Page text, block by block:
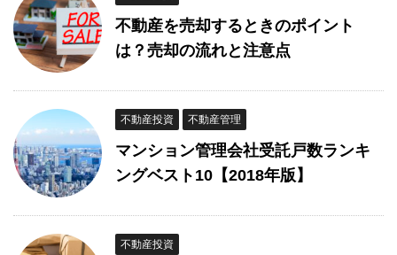
不動産を売却するときのポイント
は？売却の流れと注意点
不動産投資 不動産管理
マンション管理会社受託戸数ランキ
ングベスト10【2018年版】
不動産投資